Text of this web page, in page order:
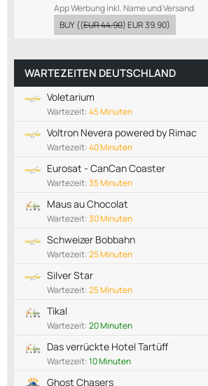
App Werbung inkl. Name und Versand
BUY((EUR 44.90)EUR 39.90)
WARTEZEITEN DEUTSCHLAND
Voletarium
Wartezeit:45 Minuten
Voltron Nevera powered by Rimac
Wartezeit:40 Minuten
Eurosat - CanCan Coaster
Wartezeit:35 Minuten
Maus au Chocolat
Wartezeit:30 Minuten
Schweizer Bobbahn
Wartezeit:25 Minuten
Silver Star
Wartezeit:25 Minuten
Tikal
Wartezeit:20 Minuten
Das verrückte Hotel Tartüff
Wartezeit:10 Minuten
Ghost Chasers